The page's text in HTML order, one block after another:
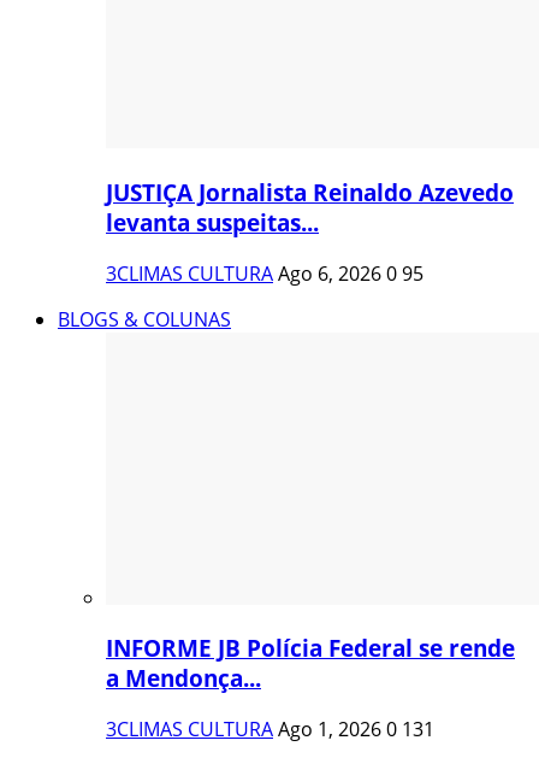
JUSTIÇA Jornalista Reinaldo Azevedo
levanta suspeitas...
3CLIMAS CULTURAAgo 6, 2026095
BLOGS & COLUNAS
INFORME JB Polícia Federal se rende
a Mendonça...
3CLIMAS CULTURAAgo 1, 20260 131